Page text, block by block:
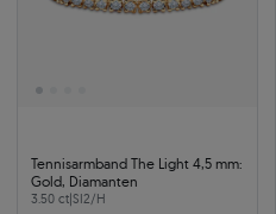
Tennisarmband The Light 4,5 mm:
Gold, Diamanten
3.50 ct|SI2/H